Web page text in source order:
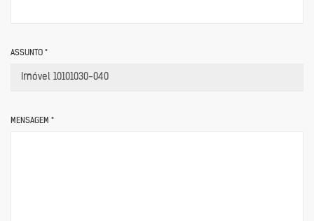
ASSUNTO *
MENSAGEM *